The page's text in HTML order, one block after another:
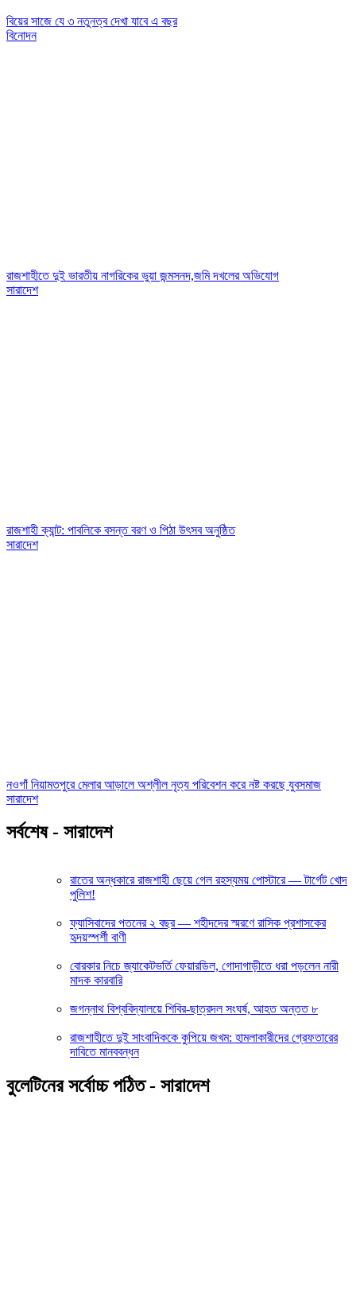
বিয়ের সাজে যে ৩ নতুনত্ব দেখা যাবে এ বছর
বিনোদন
রাজশাহীতে দুই ভারতীয় নাগরিকের ভুয়া জন্মসনদ,জমি দখলের অভিযোগ
সারাদেশ
রাজশাহী ক্যান্ট: পাবলিকে বসন্ত বরণ ও পিঠা উৎসব অনুষ্ঠিত
সারাদেশ
নওগাঁ নিয়ামতপুরে মেলার আড়ালে অশ্লীল নৃত্য পরিবেশন করে নষ্ট করছে যুবসমাজ
সারাদেশ
সর্বশেষ - সারাদেশ
রাতের অন্ধকারে রাজশাহী ছেয়ে গেল রহস্যময় পোস্টারে — টার্গেট খোদ
পুলিশ!
ফ্যাসিবাদের পতনের ২ বছর — শহীদদের স্মরণে রাসিক প্রশাসকের
হৃদয়স্পর্শী বাণী
বোরকার নিচে জ্যাকেটভর্তি ফেয়ারডিল, গোদাগাড়ীতে ধরা পড়লেন নারী
মাদক কারবারি
জগন্নাথ বিশ্ববিদ্যালয়ে শিবির-ছাত্রদল সংঘর্ষ, আহত অন্তত ৮
রাজশাহীতে দুই সাংবাদিককে কুপিয়ে জখম: হামলাকারীদের গ্রেফতারের
দাবিতে মানববন্ধন
বুলেটিনের সর্বোচ্চ পঠিত - সারাদেশ